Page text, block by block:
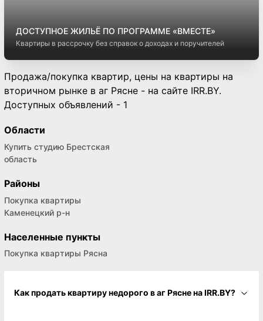
ДОСТУПНОЕ ЖИЛЬЁ ПО ПРОГРАММЕ «ВМЕСТЕ»
Квартиры в рассрочку без справок о доходах и поручителей
Продажа/покупка квартир, цены на квартиры на
вторичном рынке в аг Рясне - на сайте IRR.BY.
Доступных объявлений - 1
Области
Купить студию Брестская
область
Районы
Покупка квартиры
Каменецкий р-н
Населенные пункты
Покупка квартиры Рясна
Как продать квартиру недорого в аг Рясне на IRR.BY?